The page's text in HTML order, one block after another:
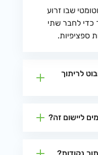
שבו זרוע
כדי לחבר שתי
ספציפיות.
לריתוך
ליישום זה?